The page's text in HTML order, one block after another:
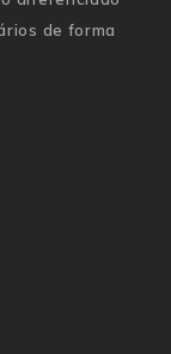
de forma